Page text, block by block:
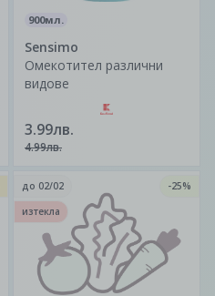
900мл.
Sensimo
Омекотител различни
видове
3.99лв.
4.99лв.
до 02/02
-25%
изтекла